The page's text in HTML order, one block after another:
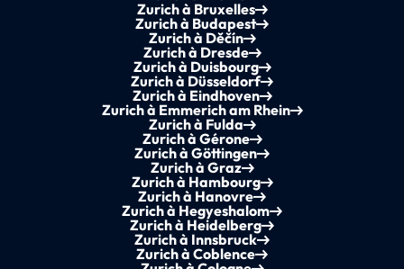
Zurich à Bruxelles
Zurich à Budapest
Zurich à Děčín
Zurich à Dresde
Zurich à Duisbourg
Zurich à Düsseldorf
Zurich à Eindhoven
Zurich à Emmerich am Rhein
Zurich à Fulda
Zurich à Gérone
Zurich à Göttingen
Zurich à Graz
Zurich à Hambourg
Zurich à Hanovre
Zurich à Hegyeshalom
Zurich à Heidelberg
Zurich à Innsbruck
Zurich à Coblence